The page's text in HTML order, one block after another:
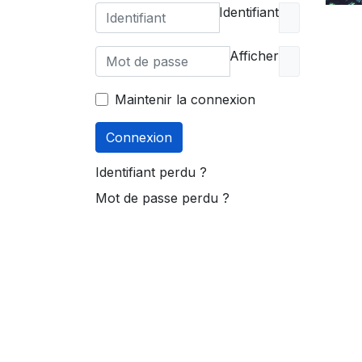
Identifiant
Afficher
Maintenir la connexion
Connexion
Identifiant perdu ?
Mot de passe perdu ?